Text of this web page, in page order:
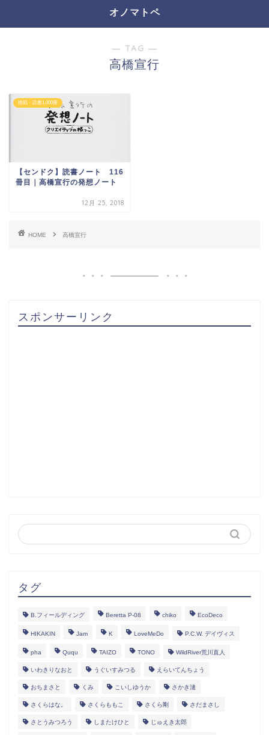
オノマトペ
― TAG ―
高橋宣行
挑戦・読書1,000冊
【センドク】読書ノート 116
冊目｜高橋宣行の発想ノート
12月 25, 2018
HOME 高橋宣行
スポンサーリンク
タグ
B.フィールディング Beretta P-08 chiko EcoDeco
HIKAKIN Jam K LoveMeDo P.C.W. デイヴィス
pha Ququ TAIZO TONO WildRiver荒川直人
いわきりなおと うぐいすみつる えらいてんちょう
おちまさと くみ こいしゆうか さかき漣
さくらはな。 さくらももこ さくら剛 さだまさし
さとうみつろう しまたけひと じゅえき太郎